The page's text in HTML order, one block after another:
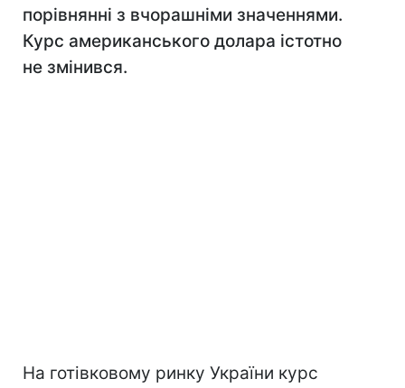
порівнянні з вчорашніми значеннями.
Курс американського долара істотно
не змінився.
На готівковому ринку України курс